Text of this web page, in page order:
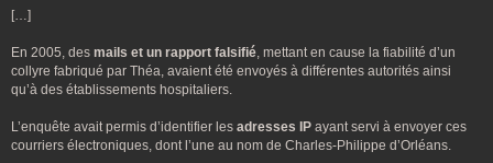
[…]
En 2005, des mails et un rapport falsifié, mettant en cause la fiabilité d’un
collyre fabriqué par Théa, avaient été envoyés à différentes autorités ainsi
qu’à des établissements hospitaliers.
L’enquête avait permis d’identifier les adresses IP ayant servi à envoyer ces
courriers électroniques, dont l’une au nom de Charles-Philippe d’Orléans.